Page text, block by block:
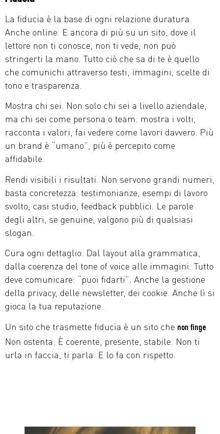
La fiducia è la base di ogni relazione duratura.
Anche online. E ancora di più su un sito, dove il
lettore non ti conosce, non ti vede, non può
stringerti la mano. Tutto ciò che sa di te è quello
che comunichi attraverso testi, immagini, scelte di
tono e trasparenza.
Mostra chi sei. Non solo chi sei a livello aziendale,
ma chi sei come persona o team: mostra i volti,
racconta i valori, fai vedere come lavori davvero. Più
un brand è “umano”, più è percepito come
affidabile.
Rendi visibili i risultati. Non servono grandi numeri,
basta concretezza: testimonianze, esempi di lavoro
svolto, casi studio, feedback pubblici. Le parole
degli altri, se genuine, valgono più di qualsiasi
slogan.
Cura ogni dettaglio. Dal layout alla grammatica,
dalla coerenza del tone of voice alle immagini. Tutto
deve comunicare: “puoi fidarti”. Anche la gestione
della privacy, delle newsletter, dei cookie. Anche lì si
gioca la tua reputazione.
Un sito che trasmette fiducia è un sito che non finge
Non ostenta. È coerente, presente, stabile. Non ti
urla in faccia, ti parla. E lo fa con rispetto.